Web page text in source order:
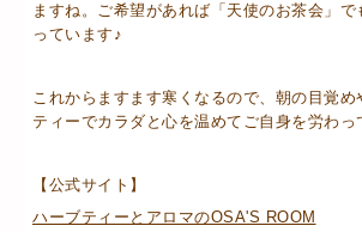
ますね。ご希望があれば「天使のお茶会」で
っています♪
これからますます寒くなるので、朝の目覚め
ティーでカラダと心を温めてご自身を労わっ
【公式サイト】
ハーブティーとアロマのOSA'S ROOM